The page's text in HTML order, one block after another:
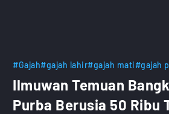
#Gajah#gajah lahir#gajah mati#gajah
Ilmuwan Temuan
Purba Berusia 50 Ribu